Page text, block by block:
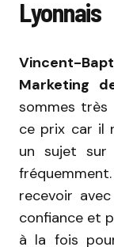
Lyonnais
Vincent-
Marketing
sommes
ce prix car il
un sujet sur
recevoir
confiance et
à la fois